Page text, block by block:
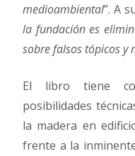
medioambiental”. A
la fundación es
sobre falsos tópicos y
El libro tiene
posibilidades
la madera en
frente a la